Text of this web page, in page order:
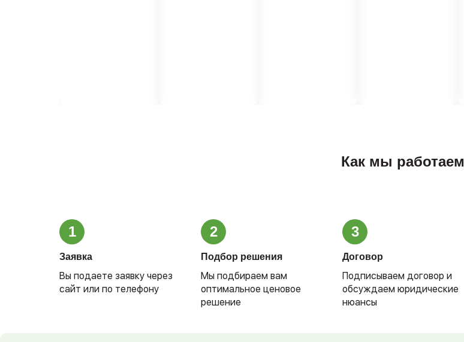
Как мы работаем
1
Заявка
Вы подаете заявку через
сайт или по телефону
2
Подбор решения
Мы подбираем вам
оптимальное ценовое
решение
3
Договор
Подписываем договор и
обсуждаем юридические
нюансы